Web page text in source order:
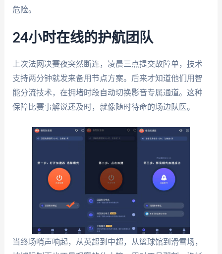
危险。
24小时在线的护航团队
上次法网决赛夜突然断连，凌晨三点提交故障单，技术
支持两分钟就发来备用节点方案。后来才知道他们用智
能分流技术，在拥堵时段自动切换影音专属通道。这种
保障比赛事解说还及时，就像随时待命的场边队医。
当终场哨声响起，从英超到中超，从篮球馆到滑雪场，